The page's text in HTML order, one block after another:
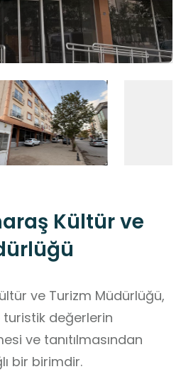
Kültür ve
ve Turizm Müdürlüğü,
değerlerin
ve tanıtılmasından
bir birimdir.